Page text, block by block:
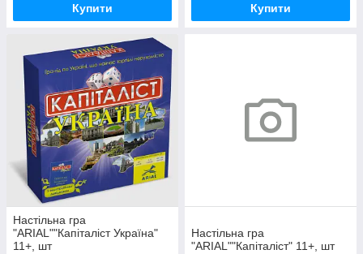
Купити Купити
Настільна гра
"ARIAL""Капіталіст Україна"
11+, шт
Настільна гра
"ARIAL""Капіталіст" 11+, шт